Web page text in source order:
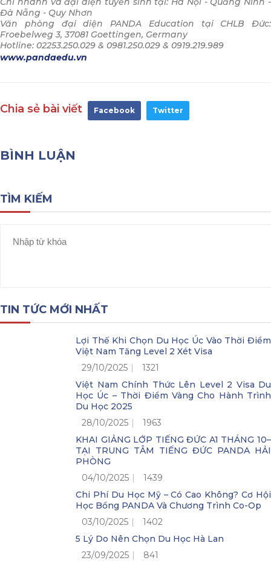
Đà Nẵng - Quy Nhơn
Văn phòng đại diện PANDA Education tại CHLB Đức:
Froebelweg 3, 37081 Goettingen, Germany
Hotline: 02253.250.029 & 0981.250.029 & 0919.219.989
www.pandaedu.vn
Chia sẻ bài viết Facebook Twitter
BÌNH LUẬN
TÌM KIẾM
TIN TỨC MỚI NHẤT
Lợi Thế Khi Chọn Du Học Úc Vào Thời Điểm
Việt Nam Tăng Level 2 Xét Visa
29/10/2025
1321
Việt Nam Chính Thức Lên Level 2 Visa Du
Học Úc – Thời Điểm Vàng Cho Hành Trình
Du Học 2025
28/10/2025
1963
KHAI GIẢNG LỚP TIẾNG ĐỨC A1 THÁNG 10–
TẠI TRUNG TÂM TIẾNG ĐỨC PANDA HẢI
PHÒNG
04/10/2025
1439
Chi Phí Du Học Mỹ – Có Cao Không? Cơ Hội
Học Bổng PANDA Và Chương Trình Co-Op
03/10/2025
1402
5 Lý Do Nên Chọn Du Học Hà Lan
23/09/2025
841